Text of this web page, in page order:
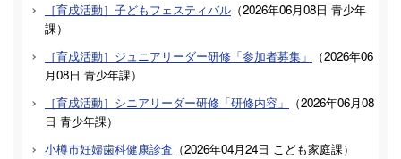
［育成活動］子どもフェスティバル （2026年06月08日 青少年
課）
［育成活動］ジュニアリーダー研修「参加者募集」
（2026年06
月08日 青少年課）
［育成活動］シニアリーダー研修「研修内容」
（2026年06月08
日 青少年課）
小樽市妊婦歯科健康診査 （2026年04月24日 こども家庭課）